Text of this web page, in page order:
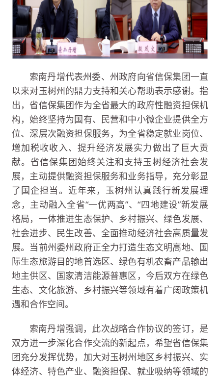
索南丹增代表州委、州政府向省信保集团一直
以来对玉树州的鼎力支持和关心帮助表示感谢。指
出，省信保集团作为全省最大的政府性融资担保机
构，始终坚持为国有、民营和中小微企业提供全方
位、深层次融资担保服务，为全省稳定就业岗位、
增加税收收入、提升经济发展实力做出了巨大贡
献。省信保集团始终关注和支持玉树经济社会发
展，主动提供融资担保服务和业务指导，充分彰显
了国企担当。近年来，玉树州认真践行新发展理
念，主动融入全省“一优两高”、“四地建设”新发展
格局，一体推进生态保护、乡村振兴、绿色发展、
社会进步、民生改善、全面推动经济社会高质量发
展。当前州委州政府正全力打造生态文明高地、国
际生态旅游目的地首选区、绿色有机农畜产品输出
地主供区、国家清洁能源普惠区，今后双方在绿色
生态、文化旅游、乡村振兴等领域有着广阔政策机
遇和合作空间。
索南丹增强调，此次战略合作协议的签订，是
双方进一步深化合作交流的新起点，希望省信保集
团充分发挥优势，加大对玉树州地区乡村振兴、实
体经济、特色产业、融资担保、就业吸纳等领域的